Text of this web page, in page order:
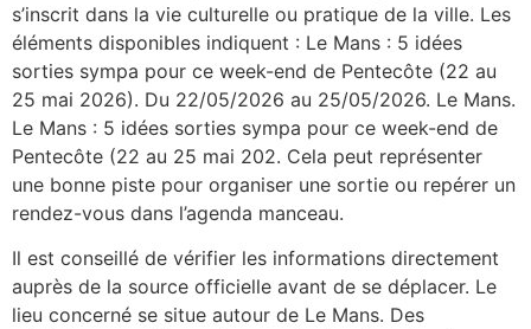
s’inscrit dans la vie culturelle ou pratique de la ville. Les
éléments disponibles indiquent : Le Mans : 5 idées
sorties sympa pour ce week-end de Pentecôte (22 au
25 mai 2026). Du 22/05/2026 au 25/05/2026. Le Mans.
Le Mans : 5 idées sorties sympa pour ce week-end de
Pentecôte (22 au 25 mai 202. Cela peut représenter
une bonne piste pour organiser une sortie ou repérer un
rendez-vous dans l’agenda manceau.
Il est conseillé de vérifier les informations directement
auprès de la source officielle avant de se déplacer. Le
lieu concerné se situe autour de Le Mans. Des